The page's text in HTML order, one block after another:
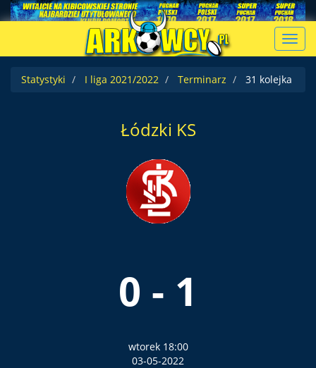
Statystyki
I liga 2021/2022 Terminarz 31 kolejka
Łódzki KS
0 - 1
wtorek 18:00
03-05-2022